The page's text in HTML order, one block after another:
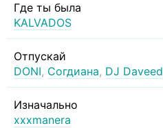
Где ты была
KALVADOS
Отпускай
DONI, Согдиана, DJ Daveed
Изначально
xxxmanera